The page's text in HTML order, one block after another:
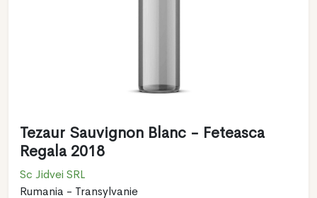
Tezaur Sauvignon Blanc - Feteasca
Regala 2018
Sc Jidvei SRL
Rumania - Transylvanie